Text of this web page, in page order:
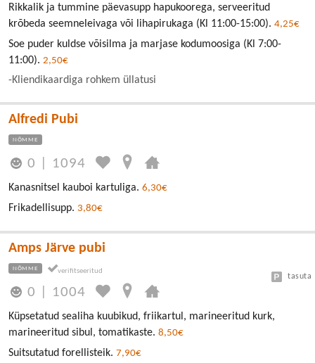
Rikkalik ja tummine päevasupp hapukoorega, serveeritud
krõbeda seemneleivaga või lihapirukaga (Kl 11:00-15:00). 4,25€
Soe puder kuldse võisilma ja marjase kodumoosiga (Kl 7:00-
11:00). 2,50€
-Kliendikaardiga rohkem üllatusi
Alfredi Pubi
NÕMME
0 1094
Kanasnitsel kauboi kartuliga. 6,30€
Frikadellisupp. 3,80€
Amps Järve pubi
NÕMME
0 1004
tasuta
Küpsetatud sealiha kuubikud, friikartul, marineeritud kurk,
marineeritud sibul, tomatikaste. 8,50€
Suitsutatud forellisteik. 7,90€